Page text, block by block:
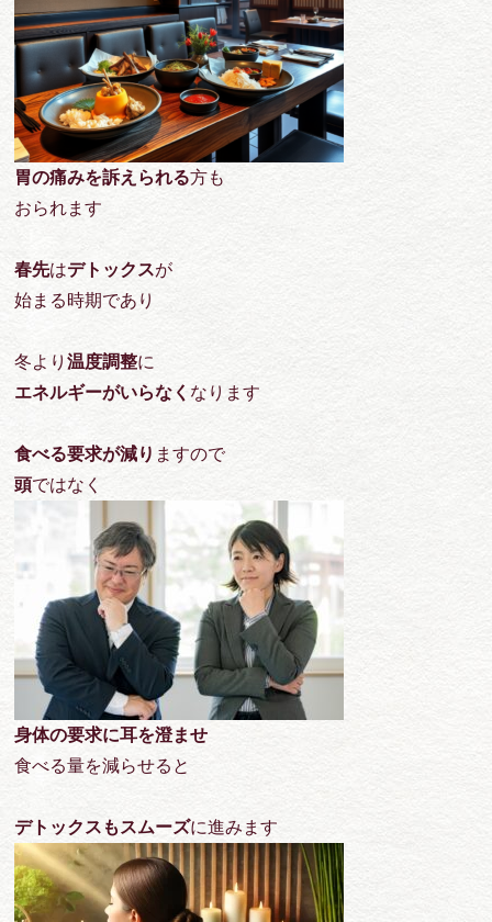
胃の痛みを訴えられる方も
おられます
春先はデトックスが
始まる時期であり
冬より 温度調整に
エネルギーがいらなく なります
食べる要求が減り ますので
頭ではなく
身体の要求に耳を澄ませ
食べる量を減らせると
デトックスもスムーズに進みます